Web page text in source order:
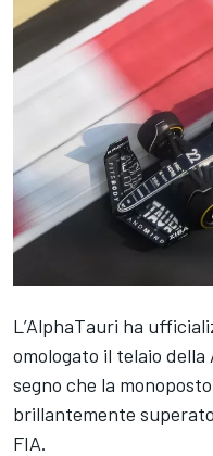
L’AlphaTauri ha
omologato il telaio
segno che la
brillantemente
FIA.